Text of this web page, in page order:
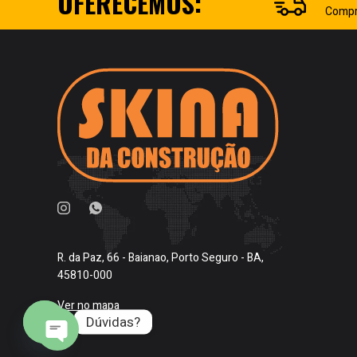
R. da Paz, 66 - Baianao, Porto Seguro - BA,
45810-000
Ver no mapa
Dúvidas?
O